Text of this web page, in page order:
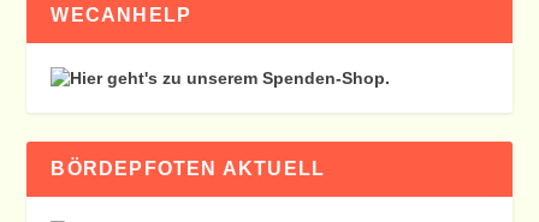
WECANHELP
BÖRDEPFOTEN AKTUELL